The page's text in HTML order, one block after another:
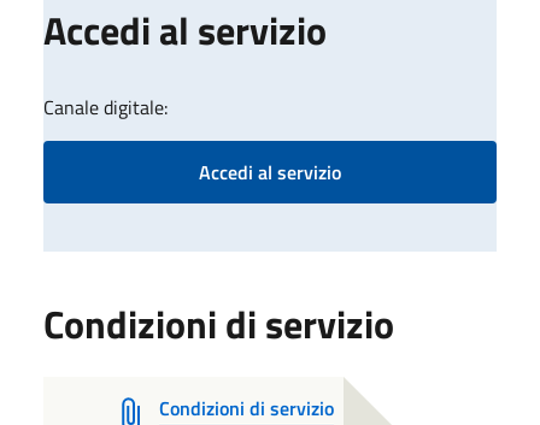
Accedi al servizio
Canale digitale:
Accedi al servizio
Condizioni di servizio
Condizioni di servizio